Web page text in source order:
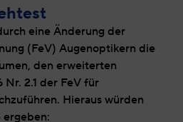
eine Änderung der
(FeV) Augenoptikern die
den erweiterten
Nr. 2.1 der FeV für
Hieraus würden